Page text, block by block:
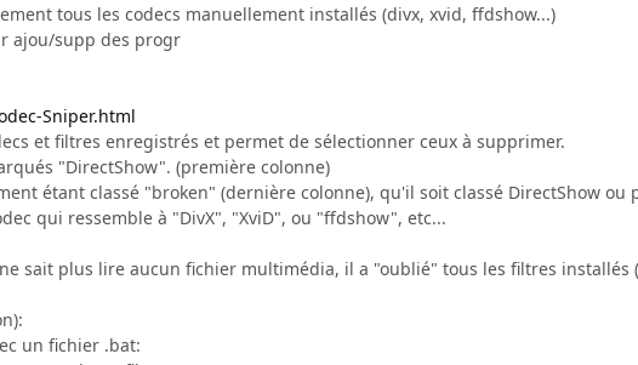
tous les codecs manuellement installés (divx, xvid, ffdshow...)
ajou/supp des progr
Sniper.html
et filtres enregistrés et permet de sélectionner ceux à supprimer.
"DirectShow". (première colonne)
étant classé "broken" (dernière colonne), qu'il soit classé DirectShow ou
qui ressemble à "DivX", "XviD", ou "ffdshow", etc...
sait plus lire aucun fichier multimédia, il a "oublié" tous les filtres installés
un fichier .bat: